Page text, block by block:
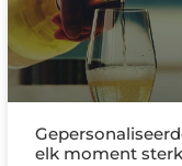
elk moment